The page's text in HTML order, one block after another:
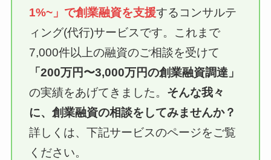
1%~」で創業融資を支援するコンサルテ
ィング(代行)サービスです。これまで
7,000件以上の融資のご相談を受けて
「200万円〜3,000万円の創業融資調達」
の実績をあげてきました。 そんな我々
に、創業融資の相談をしてみませんか？
詳しくは、下記サービスのページをご覧
ください。